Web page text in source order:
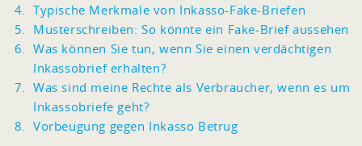
Typische Merkmale von Inkasso-Fake-Briefen
Musterschreiben: So könnte ein Fake-Brief aussehen
Was können Sie tun, wenn Sie einen verdächtigen
Inkassobrief erhalten?
Was sind meine Rechte als Verbraucher, wenn es um
Inkassobriefe geht?
Vorbeugung gegen Inkasso Betrug